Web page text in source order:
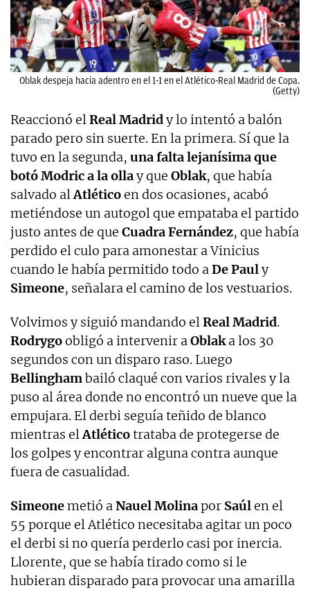
Oblak despeja hacia adentro en el 1-1 en el Atlético-Real Madrid de Copa.
(Getty)
Reaccionó elReal Madridy lo intentó a balón
parado pero sin suerte. En la primera. Sí que la
tuvo en la segunda, una falta lejanísima que
botó Modric a la ollay que Oblak, que había
salvado alAtléticoen dos ocasiones, acabó
metiéndose un autogol que empataba el partido
justo antes de que Cuadra Fernández, que había
perdido el culo para amonestar a Vinicius
cuando le había permitido todo aDe Pauly
Simeone, señalara el camino de los vestuarios.
Volvimos y siguió mandando elReal Madrid.
Rodrygoobligó a intervenir aOblaka los 30
segundos con un disparo raso. Luego
Bellinghambailó claqué con varios rivales y la
puso al área donde no encontró un nueve que la
empujara. El derbi seguía teñido de blanco
mientras elAtléticotrataba de protegerse de
los golpes y encontrar alguna contra aunque
fuera de casualidad.
Simeonemetió aNauel Molinapor Saúlen el
55 porque el Atlético necesitaba agitar un poco
el derbi si no quería perderlo casi por inercia.
Llorente, que se había tirado como si le
hubieran disparado para provocar una amarilla